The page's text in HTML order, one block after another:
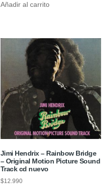
Añadir al carrito
Jimi Hendrix – Rainbow Bridge
– Original Motion Picture Sound
Track cd nuevo
$12.990